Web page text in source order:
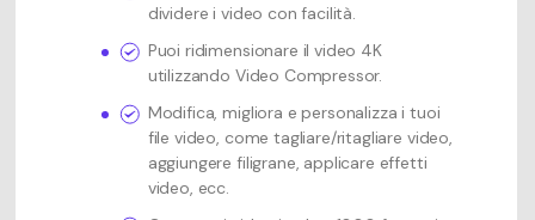
dividere i video con facilità.
Puoi ridimensionare il video 4K
utilizzando Video Compressor.
Modifica, migliora e personalizza i tuoi
file video, come tagliare/ritagliare video,
aggiungere filigrane, applicare effetti
video, ecc.